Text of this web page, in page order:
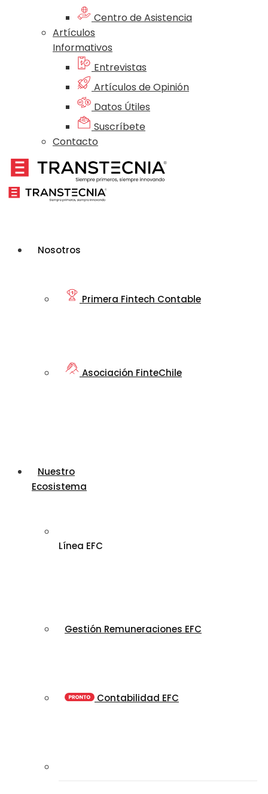
Centro de Asistencia
Artículos
Informativos
Entrevistas
Artículos de Opinión
Datos Útiles
Suscríbete
Contacto
Nosotros
Primera Fintech Contable
Asociación FinteChile
Nuestro
Ecosistema
Línea EFC
Gestión Remuneraciones EFC
Contabilidad EFC